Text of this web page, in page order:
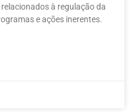
à regulação da
e ações inerentes.